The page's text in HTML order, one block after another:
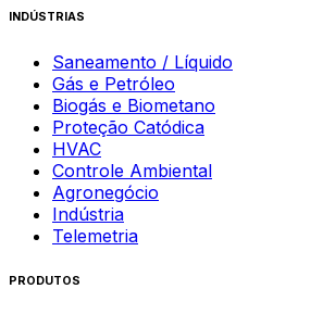
INDÚSTRIAS
Saneamento / Líquido
Gás e Petróleo
Biogás e Biometano
Proteção Catódica
HVAC
Controle Ambiental
Agronegócio
Indústria
Telemetria
PRODUTOS